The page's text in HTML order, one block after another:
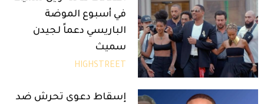
في أسبوع الموضة
الباريسي دعماً لجيدن
سميث
HIGHSTREET
إسقاط دعوى تحرش ضد